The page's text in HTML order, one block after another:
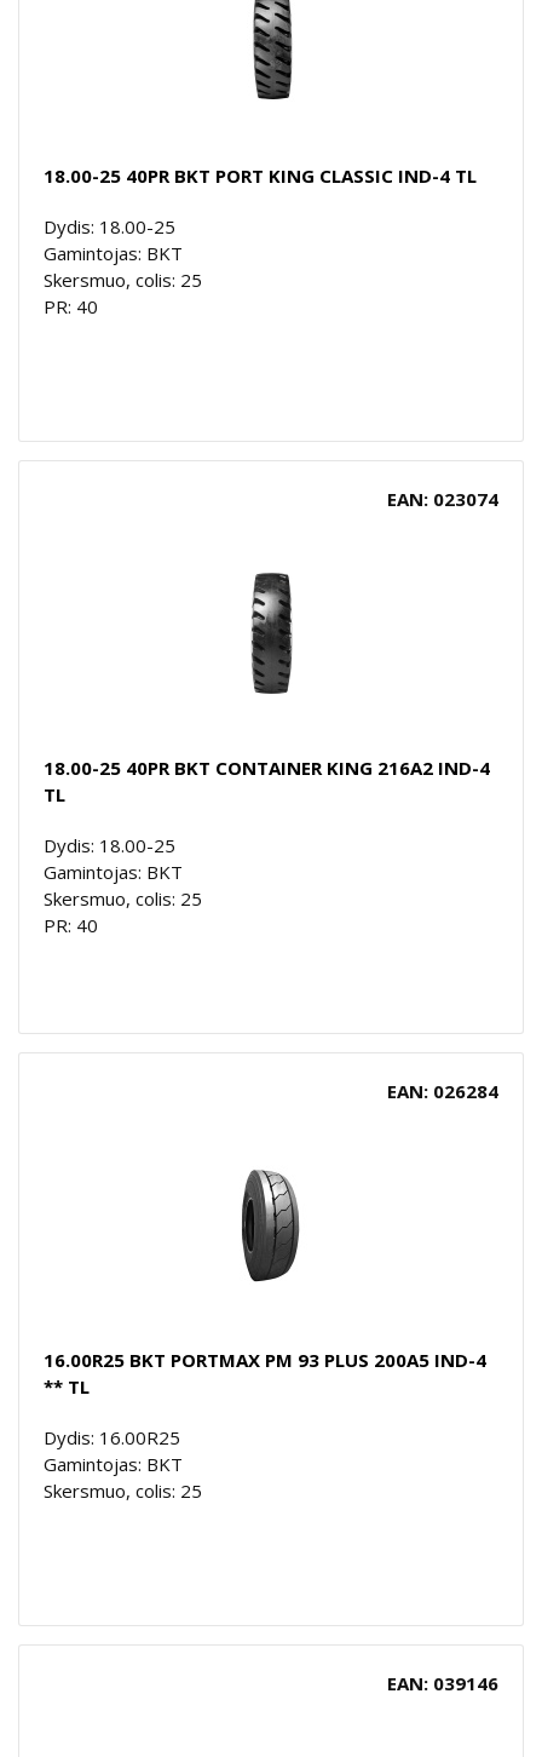
18.00-25 40PR BKT PORT KING CLASSIC IND-4 TL
Dydis: 18.00-25
Gamintojas: BKT
Skersmuo, colis: 25
PR: 40
EAN: 023074
18.00-25 40PR BKT CONTAINER KING 216A2 IND-4
TL
Dydis: 18.00-25
Gamintojas: BKT
Skersmuo, colis: 25
PR: 40
EAN: 026284
16.00R25 BKT PORTMAX PM 93 PLUS 200A5 IND-4
** TL
Dydis: 16.00R25
Gamintojas: BKT
Skersmuo, colis: 25
EAN: 039146